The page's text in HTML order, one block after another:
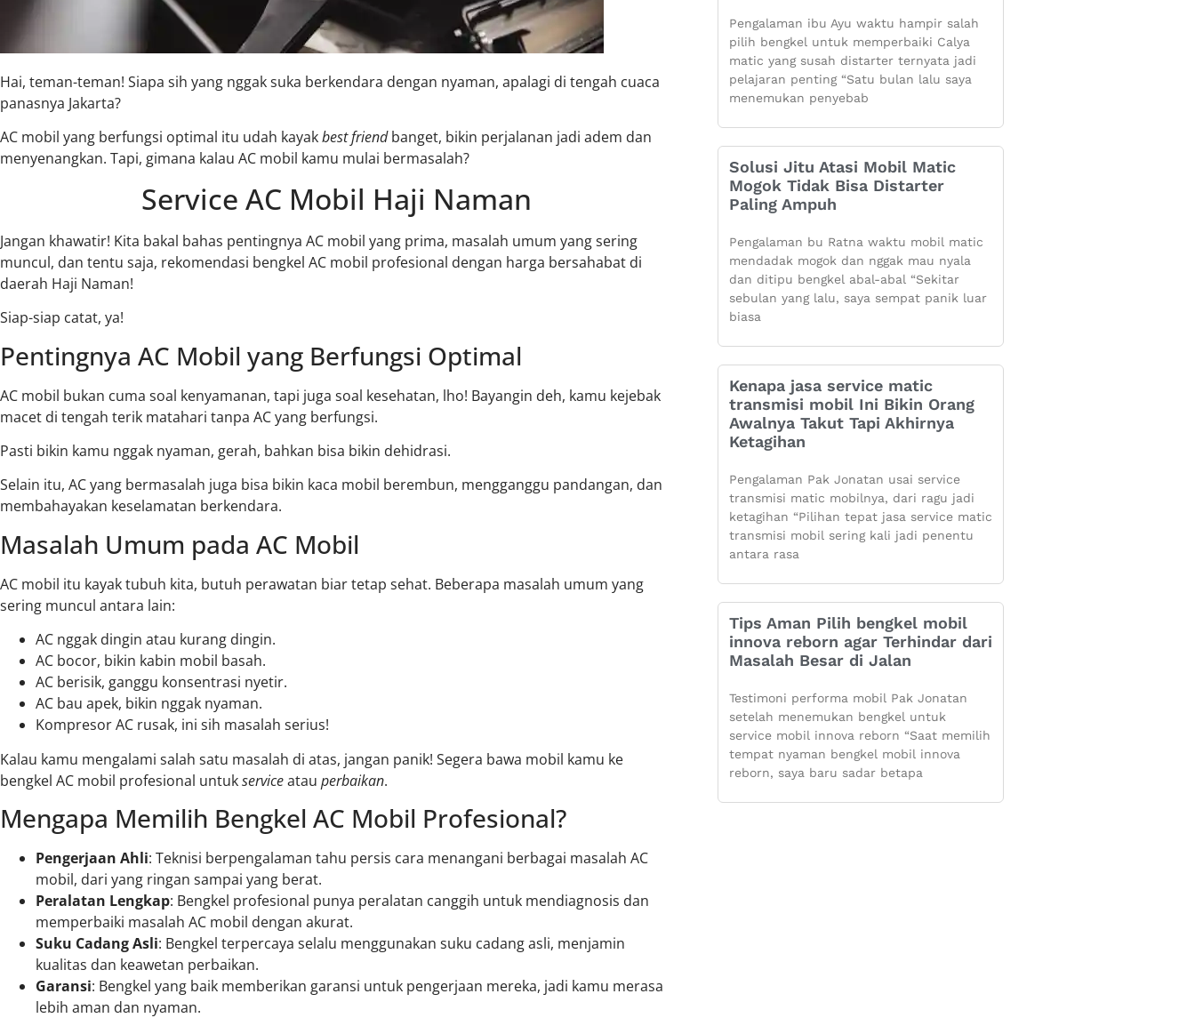
Hai, teman-teman! Siapa sih yang nggak suka berkendara dengan nyaman, apalagi di tengah cuaca
panasnya Jakarta?
AC mobil yang berfungsi optimal itu udah kayakbest friendbanget, bikin perjalanan jadi adem dan
menyenangkan. Tapi, gimana kalau AC mobil kamu mulai bermasalah?
Service AC Mobil Haji Naman
Jangan khawatir! Kita bakal bahas pentingnya AC mobil yang prima, masalah umum yang sering
muncul, dan tentu saja, rekomendasi bengkel AC mobil profesional dengan harga bersahabat di
daerah Haji Naman!
Siap-siap catat, ya!
Pentingnya AC Mobil yang Berfungsi Optimal
AC mobil bukan cuma soal kenyamanan, tapi juga soal kesehatan, lho! Bayangin deh, kamu kejebak
macet di tengah terik matahari tanpa AC yang berfungsi.
Pasti bikin kamu nggak nyaman, gerah, bahkan bisa bikin dehidrasi.
Selain itu, AC yang bermasalah juga bisa bikin kaca mobil berembun, mengganggu pandangan, dan
membahayakan keselamatan berkendara.
Masalah Umum pada AC Mobil
AC mobil itu kayak tubuh kita, butuh perawatan biar tetap sehat. Beberapa masalah umum yang
sering muncul antara lain:
AC nggak dingin atau kurang dingin.
AC bocor, bikin kabin mobil basah.
AC berisik, ganggu konsentrasi nyetir.
AC bau apek, bikin nggak nyaman.
Kompresor AC rusak, ini sih masalah serius!
Kalau kamu mengalami salah satu masalah di atas, jangan panik! Segera bawa mobil kamu ke
bengkel AC mobil profesional untukserviceatau perbaikan.
Mengapa Memilih Bengkel AC Mobil Profesional?
Pengerjaan Ahli: Teknisi berpengalaman tahu persis cara menangani berbagai masalah AC
mobil, dari yang ringan sampai yang berat.
Peralatan Lengkap: Bengkel profesional punya peralatan canggih untuk mendiagnosis dan
memperbaiki masalah AC mobil dengan akurat.
Suku Cadang Asli: Bengkel terpercaya selalu menggunakan suku cadang asli, menjamin
kualitas dan keawetan perbaikan.
Garansi: Bengkel yang baik memberikan garansi untuk pengerjaan mereka, jadi kamu merasa
lebih aman dan nyaman.
Pengalaman ibu Ayu waktu hampir salah
pilih bengkel untuk memperbaiki Calya
matic yang susah distarter ternyata jadi
pelajaran penting “Satu bulan lalu saya
menemukan penyebab
Solusi Jitu Atasi Mobil Matic
Mogok Tidak Bisa Distarter
Paling Ampuh
Pengalaman bu Ratna waktu mobil matic
mendadak mogok dan nggak mau nyala
dan ditipu bengkel abal-abal “Sekitar
sebulan yang lalu, saya sempat panik luar
biasa
Kenapa jasa service matic
transmisi mobil Ini Bikin Orang
Awalnya Takut Tapi Akhirnya
Ketagihan
Pengalaman Pak Jonatan usai service
transmisi matic mobilnya, dari ragu jadi
ketagihan “Pilihan tepat jasa service matic
transmisi mobil sering kali jadi penentu
antara rasa
Tips Aman Pilih bengkel mobil
innova reborn agar Terhindar dari
Masalah Besar di Jalan
Testimoni performa mobil Pak Jonatan
setelah menemukan bengkel untuk
service mobil innova reborn “Saat memilih
tempat nyaman bengkel mobil innova
reborn, saya baru sadar betapa